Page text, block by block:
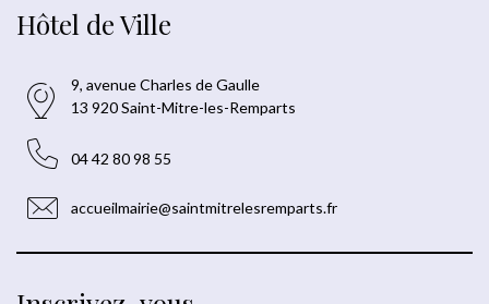
Hôtel de Ville
9, avenue Charles de Gaulle
13 920 Saint-Mitre-les-Remparts
04 42 80 98 55
accueilmairie@saintmitrelesremparts.fr